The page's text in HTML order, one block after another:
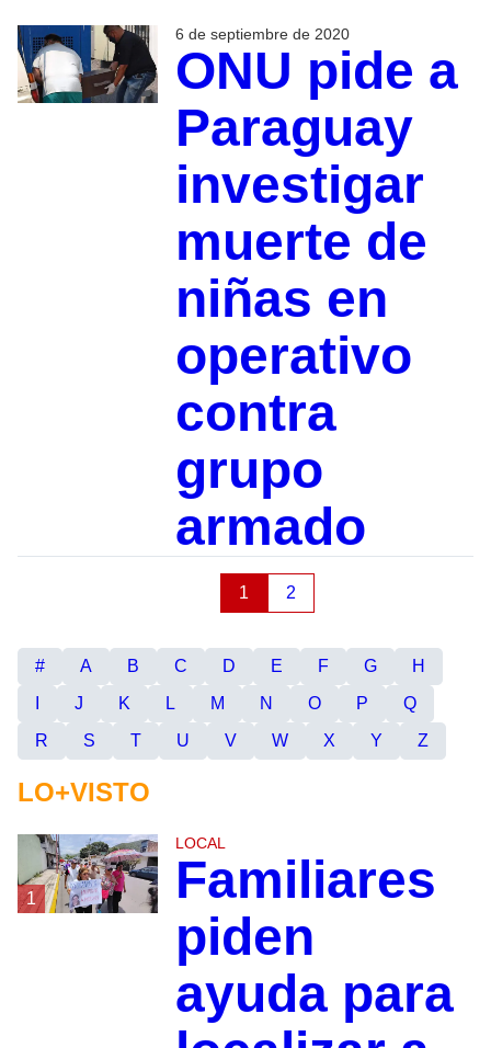
6 de septiembre de 2020
ONU pide a
Paraguay
investigar
muerte de
niñas en
operativo
contra
grupo
armado
1 2
# A B C D E F G
H
J K L M N O P
Q
R
S T U V W X Y Z
LO+VISTO
1
LOCAL
Familiares
piden
ayuda para